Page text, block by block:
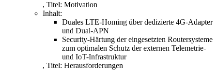
, Titel: Motivation
Inhalt:
Duales LTE-Homing über dedizierte 4G-Adapter
und Dual-APN
Security-Härtung der eingesetzten Routersysteme
zum optimalen Schutz der externen Telemetrie-
und IoT-Infrastruktur
, Titel: Herausforderungen